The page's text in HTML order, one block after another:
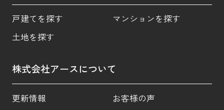
戸建てを探す
マンションを探す
土地を探す
株式会社アースについて
更新情報
お客様の声